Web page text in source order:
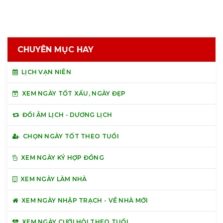
CHUYÊN MỤC HAY
LỊCH VẠN NIÊN
XEM NGÀY TỐT XẤU, NGÀY ĐẸP
ĐỔI ÂM LỊCH - DƯƠNG LỊCH
CHỌN NGÀY TỐT THEO TUỔI
XEM NGÀY KÝ HỢP ĐỒNG
XEM NGÀY LÀM NHÀ
XEM NGÀY NHẬP TRẠCH - VỀ NHÀ MỚI